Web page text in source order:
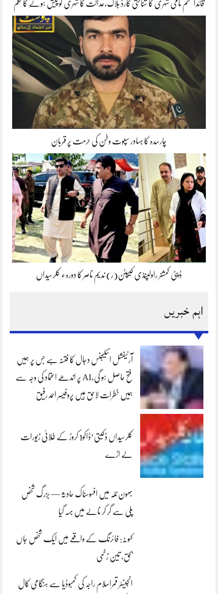
قائداعظم نامی شہری کا شناختی کارڈ بلاک،عدالت کا شہری کو پیش ہونے کا حکم
چارسدہ کا بہادر سپوت وطن کی حرمت پر قربان
ڈپٹی کمشنر راولپنڈی کیپٹن(ر) ندیم ناصر کا دورہء کلرسیداں
اہم خبریں
آرٹیفشل انٹلیجنس دجال کا فتنہ ہے جس پر ہمیں
فتح حاصل ہو گی،AI پر اندھے اعتماد کی وجہ سے
ہمیں خطرات لاحق ہیں پروفیسر احمد رفیق
کلرسیداں ڈکیتی‘ڈاکو1 کروڑ کے طلائی زیورات
لے اڑے
بھون نلہ میں افسوسناک حادثہ — بزرگ شخص
پلی سے گر کر نالے میں بہہ گیا
کہوٹہ: فائرنگ کے واقعے میں ایک شخص جاں
بحق، تین زخمی
انجینئر قمراسلام راجہ کی کمبوڈیا سے ہنگامی کال